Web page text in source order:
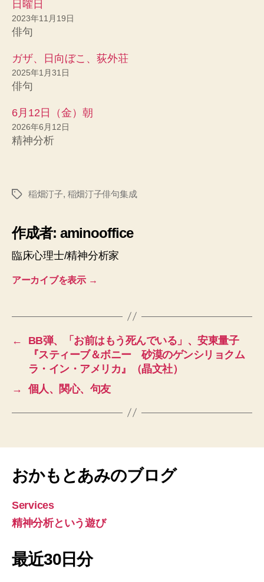
日曜日
2023年11月19日
俳句
ガザ、日向ぼこ、荻外荘
2025年1月31日
俳句
6月12日（金）朝
2026年6月12日
精神分析
タ
稲畑汀子, 稲畑汀子俳句集成
作成者: aminooffice
臨床心理士/精神分析家
アーカイブを表示 →
←
BB弾、「お前はもう死んでいる」、安東量子
『スティーブ＆ボニー 砂漠のゲンシリョクム
ラ・イン・アメリカ』（晶文社）
→
個人、関心、句友
おかもとあみのブログ
Services
精神分析という遊び
最近30日分